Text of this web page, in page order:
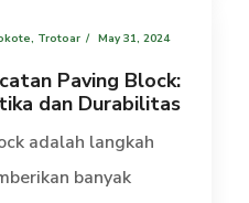
, Trotoar May 31, 2024
Paving Block:
dan Durabilitas
adalah langkah
banyak